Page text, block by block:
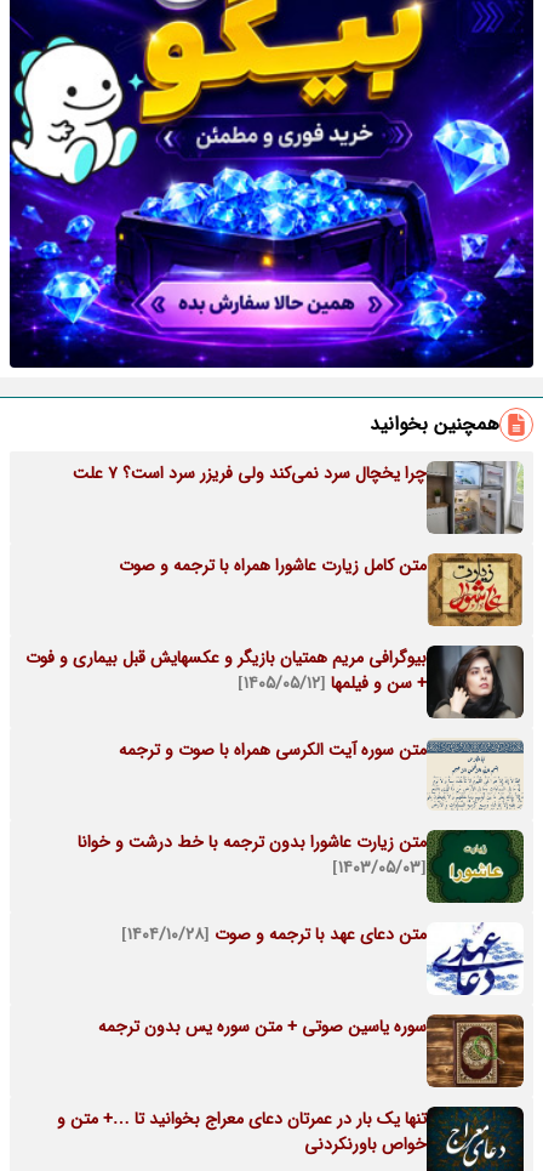
همچنین بخوانید
چرا یخچال سرد نمی‌کند ولی فریزر سرد است؟ 7 علت
متن کامل زیارت عاشورا همراه با ترجمه و صوت
بیوگرافی مریم همتیان بازیگر و عکسهایش قبل بیماری و فوت
+ سن و فیلمها [۱۴۰۵/۰۵/۱۲]
متن سوره آیت الکرسی همراه با صوت و ترجمه
متن زیارت عاشورا بدون ترجمه با خط درشت و خوانا
[۱۴۰۳/۰۵/۰۳]
متن دعای عهد با ترجمه و صوت [۱۴۰۴/۱۰/۲۸]
سوره یاسین صوتی + متن سوره یس بدون ترجمه
تنها یک بار در عمرتان دعای معراج بخوانید تا …+ متن و
خواص باورنکردنی